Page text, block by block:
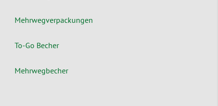
Mehrwegverpackungen
To-Go Becher
Mehrwegbecher